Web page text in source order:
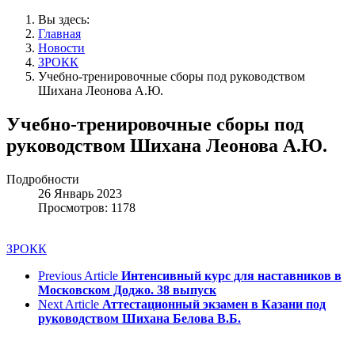
Вы здесь:
Главная
Новости
ЗРОКК
Учебно-тренировочные сборы под руководством
Шихана Леонова А.Ю.
Учебно-тренировочные сборы под
руководством Шихана Леонова А.Ю.
Подробности
26 Январь 2023
Просмотров: 1178
ЗРОКК
Previous Article Интенсивный курс для наставников в
Московском Доджо. 38 выпуск
Next Article Аттестационный экзамен в Казани под
руководством Шихана Белова В.Б.